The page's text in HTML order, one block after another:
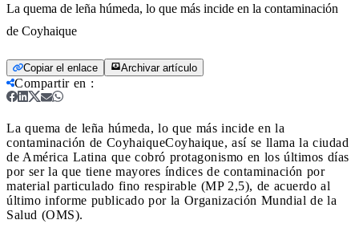
La quema de leña húmeda, lo que más incide en la contaminación
de Coyhaique
Copiar el enlace Archivar artículo
Compartir en :
La quema de leña húmeda, lo que más incide en la
contaminación de CoyhaiqueCoyhaique, así se llama la ciudad
de América Latina que cobró protagonismo en los últimos días
por ser la que tiene mayores índices de contaminación por
material particulado fino respirable (MP 2,5), de acuerdo al
último informe publicado por la Organización Mundial de la
Salud (OMS).